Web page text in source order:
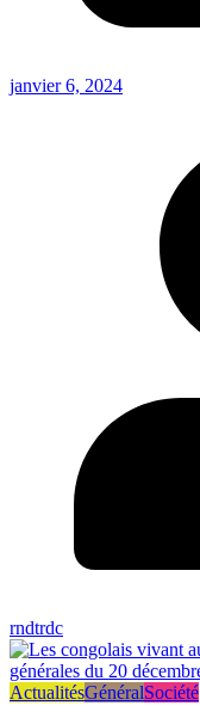
janvier 6, 2024
rndtrdc
ActualitésGénéralSociété